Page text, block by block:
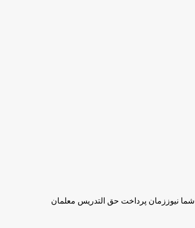
نیوززمان پرداخت حق التدریس معلمان